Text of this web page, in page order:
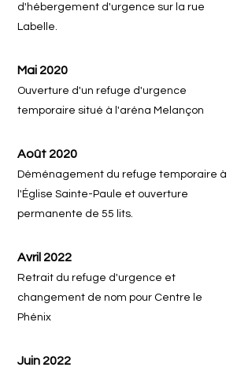
d'hébergement d'urgence sur la rue
Labelle.
Mai 2020
Ouverture d'un refuge d'urgence
temporaire situé à l'aréna Melançon
Août 2020
Déménagement du refuge temporaire à
l'Église Sainte-Paule et ouverture
permanente de 55 lits.
Avril 2022
Retrait du refuge d'urgence et
changement de nom pour Centre le
Phénix
Juin 2022